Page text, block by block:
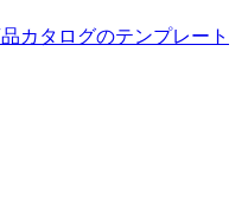
カタログのテンプレート